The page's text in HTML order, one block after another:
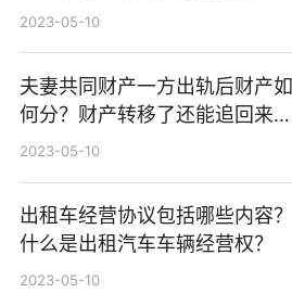
务吗？
2023-05-10
夫妻共同财产一方出轨后财产如
何分？财产转移了还能追回来
吗？
2023-05-10
出租车经营协议包括哪些内容？
什么是出租汽车车辆经营权？
2023-05-10